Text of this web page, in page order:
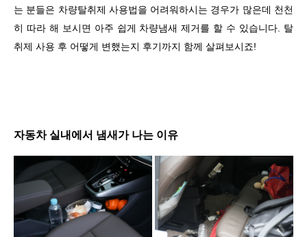
는 분들은 차량탈취제 사용법을 어려워하시는 경우가 많은데 천천
히 따라 해 보시면 아주 쉽게 차량냄새 제거를 할 수 있습니다. 탈
취제 사용 후 어떻게 변했는지 후기까지 함께 살펴보시죠!
자동차 실내에서 냄새가 나는 이유